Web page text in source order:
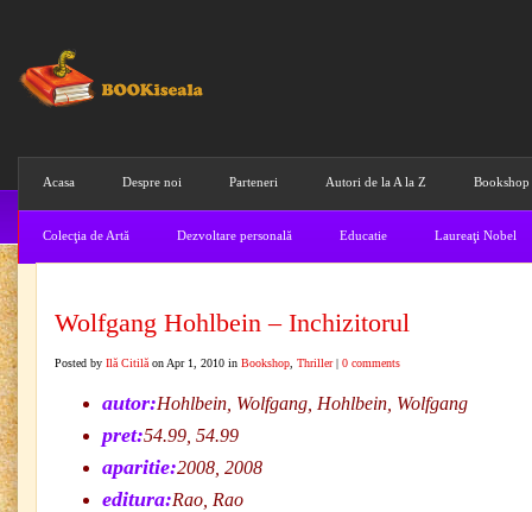
Acasa Despre noi Parteneri Autori de la A la Z Bookshop
Colecţia de Artă Dezvoltare personală Educatie Laureaţi Nobel
Wolfgang Hohlbein – Inchizitorul
Posted by Ilă Citilă on Apr 1, 2010 in Bookshop Thriller| 0 comments
autor:Hohlbein, Wolfgang, Hohlbein, Wolfgang
pret:54.99, 54.99
aparitie:2008, 2008
editura:Rao, Rao